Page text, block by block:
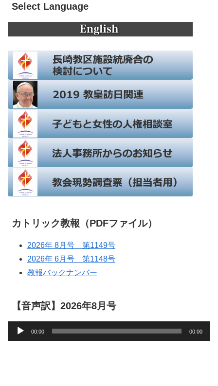
Select Language
カトリック教報（PDFファイル）
2026年 8月号 第1149号
2026年 6月号 第1148号
教報バックナンバー
【音声訳】2026年8月号
声
00:00 00:00